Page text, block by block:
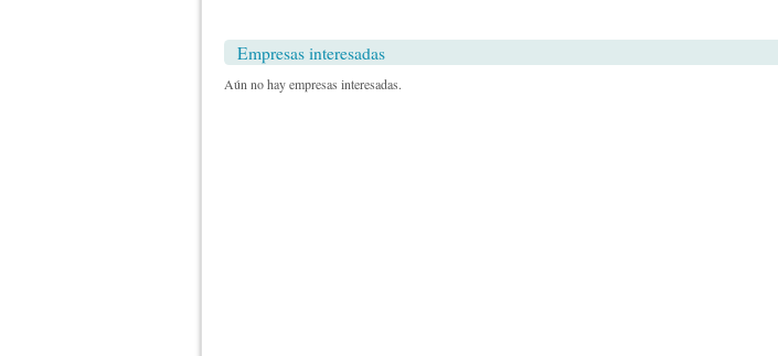
Empresas interesadas
Aún no hay empresas interesadas.